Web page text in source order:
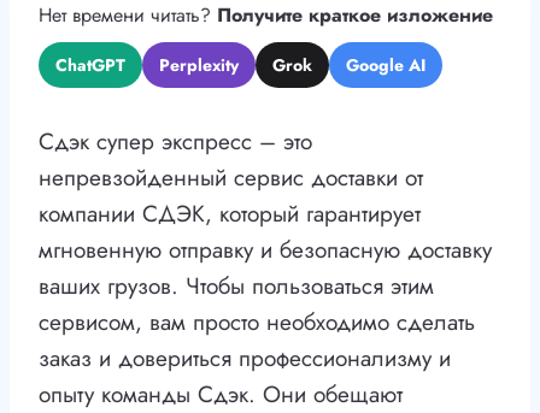
Нет времени читать? Получите краткое изложение
ChatGPT Perplexity Grok Google AI
Сдэк супер экспресс – это
непревзойденный сервис доставки от
компании СДЭК, который гарантирует
мгновенную отправку и безопасную доставку
ваших грузов. Чтобы пользоваться этим
сервисом, вам просто необходимо сделать
заказ и довериться профессионализму и
опыту команды Сдэк. Они обещают